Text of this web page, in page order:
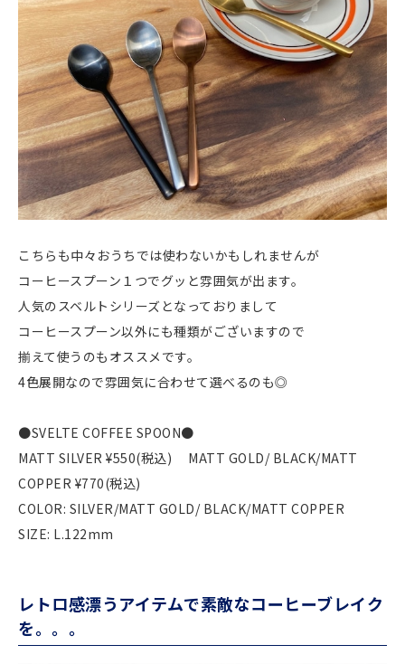
こちらも中々おうちでは使わないかもしれませんが
コーヒースプーン１つでグッと雰囲気が出ます。
人気のスベルトシリーズとなっておりまして
コーヒースプーン以外にも種類がございますので
揃えて使うのもオススメです。
4色展開なので雰囲気に合わせて選べるのも◎
●SVELTE COFFEE SPOON●
MATT SILVER ¥550(税込) MATT GOLD/ BLACK/MATT
COPPER ¥770(税込)
COLOR: SILVER/MATT GOLD/ BLACK/MATT COPPER
SIZE: L.122mm
レトロ感漂うアイテムで素敵なコーヒーブレイク
を。。。